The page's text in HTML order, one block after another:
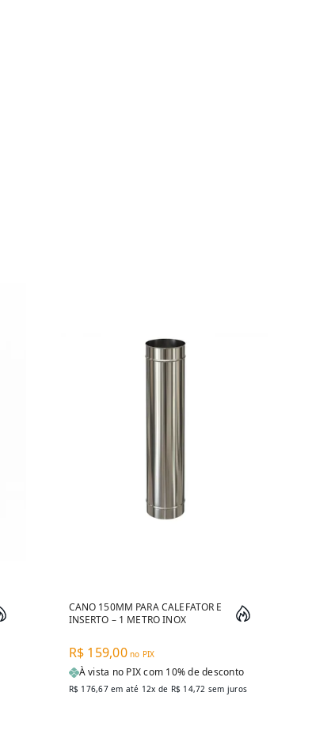
CANO 150MM PARA CALEFATOR E
INSERTO – 1 METRO INOX
R$ 159,00 no PIX
À vista no PIX com 10% de desconto
R$ 176,67em até 12x de R$ 14,72 sem juros